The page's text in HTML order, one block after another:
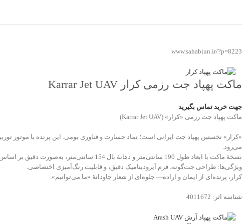
www.sahabiun.ir/?p=8223
ماکت پهپاد جت رزمی کرار Karrar Jet UAV
جهت خرید تماس بگیرید
ماکت پهپاد جت رزمی «کرار» (Karrar Jet UAV)
می‌رود.
نسخهٔ ماکت با ابعاد طول 190 سانتی‌متر و دهانهٔ بال 154 سانتی‌متر، به‌صورت دقیق بر اساس مدل واقعی ساخته شده؛ مناسب برای نمایشگاه‌های دفاع مقدس، موزه‌ها و پروژه‌های آموزشی.
ویژگی‌ها: طراحی جت‌گونه، فرم آیرودینامیک دقیق، و قابلیت رنگ‌آمیزی اختصاصی.
کرار، پرنده‌ای از ایمان و اراده— جلوه‌ای از شعار جاودانۀ «ما می‌توانیم».
شناسه اثر: 4011672